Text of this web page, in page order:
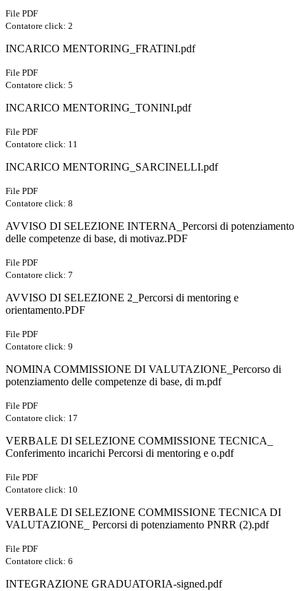
File PDF
Contatore click: 2
INCARICO MENTORING_FRATINI.pdf
File PDF
Contatore click: 5
INCARICO MENTORING_TONINI.pdf
File PDF
Contatore click: 11
INCARICO MENTORING_SARCINELLI.pdf
File PDF
Contatore click: 8
AVVISO DI SELEZIONE INTERNA_Percorsi di potenziamento
delle competenze di base, di motivaz.PDF
File PDF
Contatore click: 7
AVVISO DI SELEZIONE 2_Percorsi di mentoring e
orientamento.PDF
File PDF
Contatore click: 9
NOMINA COMMISSIONE DI VALUTAZIONE_Percorso di
potenziamento delle competenze di base, di m.pdf
File PDF
Contatore click: 17
VERBALE DI SELEZIONE COMMISSIONE TECNICA_
Conferimento incarichi Percorsi di mentoring e o.pdf
File PDF
Contatore click: 10
VERBALE DI SELEZIONE COMMISSIONE TECNICA DI
VALUTAZIONE_ Percorsi di potenziamento PNRR (2).pdf
File PDF
Contatore click: 6
INTEGRAZIONE GRADUATORIA-signed.pdf